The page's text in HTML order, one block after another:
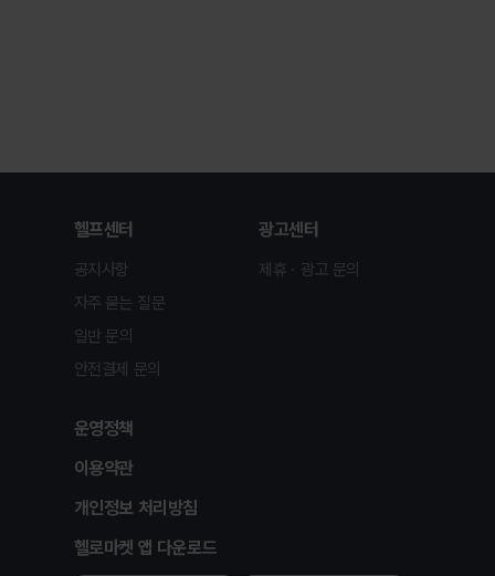
헬프센터
공지사항
자주 묻는 질문
일반 문의
안전결제 문의
광고센터
제휴ㆍ광고 문의
운영정책
이용약관
개인정보 처리방침
헬로마켓 앱 다운로드